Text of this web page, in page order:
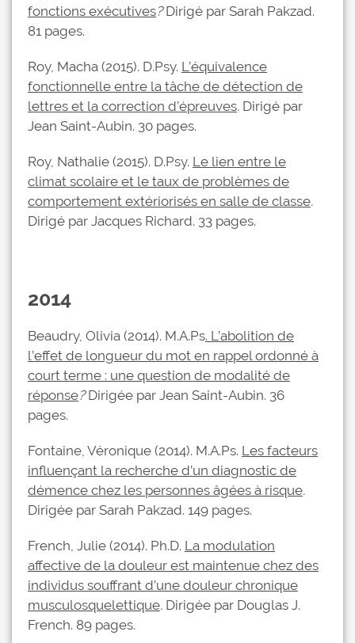
fonctions exécutives?Dirigé par Sarah Pakzad.
81 pages.
Roy, Macha (2015). D.Psy. L’équivalence
fonctionnelle entre la tâche de détection de
lettres et la correction d’épreuves. Dirigé par
Jean Saint-Aubin. 30 pages.
Roy, Nathalie (2015). D.Psy. Le lien entre le
climat scolaire et le taux de problèmes de
comportement extériorisés en salle de classe.
Dirigé par Jacques Richard. 33 pages.
2014
Beaudry, Olivia (2014). M.A.Ps. L’abolition de
l’effet de longueur du mot en rappel ordonné à
court terme : une question de modalité de
réponse?Dirigée par Jean Saint-Aubin. 36
pages.
Fontaine, Véronique (2014). M.A.Ps. Les facteurs
influençant la recherche d’un diagnostic de
démence chez les personnes âgées à risque.
Dirigée par Sarah Pakzad. 149 pages.
French, Julie (2014). Ph.D. La modulation
affective de la douleur est maintenue chez des
individus souffrant d’une douleur chronique
musculosquelettique. Dirigée par Douglas J.
French. 89 pages.